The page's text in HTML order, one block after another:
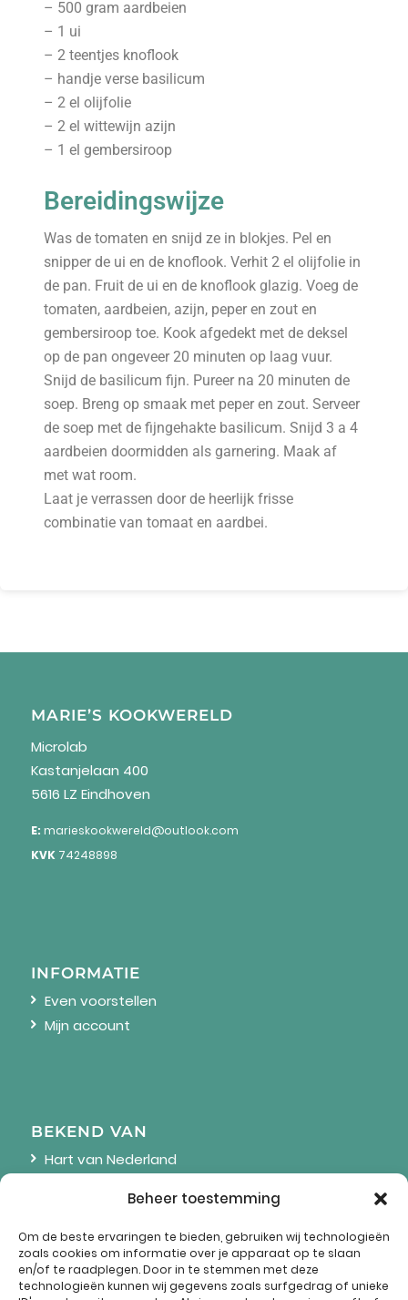
Beheer toestemming
Om de beste ervaringen te bieden, gebruiken wij technologieën
zoals cookies om informatie over je apparaat op te slaan
en/of te raadplegen. Door in te stemmen met deze
technologieën kunnen wij gegevens zoals surfgedrag of unieke
– 500 gram aardbeien
– 1 ui
– 2 teentjes knoflook
– handje verse basilicum
– 2 el olijfolie
– 2 el wittewijn azijn
– 1 el gembersiroop
Bereidingswijze
Was de tomaten en snijd ze in blokjes. Pel en
snipper de ui en de knoflook. Verhit 2 el olijfolie in
de pan. Fruit de ui en de knoflook glazig. Voeg de
tomaten, aardbeien, azijn, peper en zout en
gembersiroop toe. Kook afgedekt met de deksel
op de pan ongeveer 20 minuten op laag vuur.
Snijd de basilicum fijn. Pureer na 20 minuten de
soep. Breng op smaak met peper en zout. Serveer
de soep met de fijngehakte basilicum. Snijd 3 a 4
aardbeien doormidden als garnering. Maak af
met wat room.
Laat je verrassen door de heerlijk frisse
combinatie van tomaat en aardbei.
MARIE’S KOOKWERELD
Microlab
Kastanjelaan 400
5616 LZ Eindhoven
E: marieskookwereld@outlook.com
KVK74248898
INFORMATIE
Even voorstellen
Mijn account
BEKEND VAN
Hart van Nederland
Wendy Online